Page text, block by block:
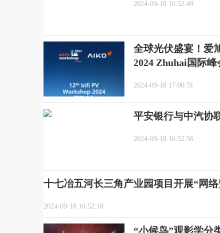
2024-09-18 16:52:49
全球光伏盛宴！爱
2024 Zhuhai国际峰
2024-09-18 17:00:51
平安银行与中汽协
2024-09-18 16:52:56
十七冶五河长三角产业园项目开展“网
2024-09-18 16:52:18
“小候鸟”观影学分